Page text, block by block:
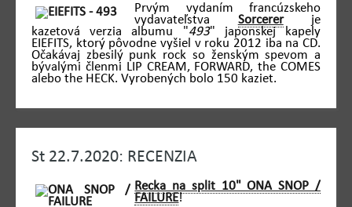
Prvým vydaním francúzskeho
vydavateľstva Sorcererje
kazetová verzia albumu "493" japonskej kapely
EIEFITS, ktorý pôvodne vyšiel v roku 2012 iba na CD.
Očakávaj zbesilý punk rock so ženským spevom a
bývalými členmi LIP CREAM, FORWARD, the COMES
alebo the HECK. Vyrobených bolo 150 kaziet.
St 22.7.2020: RECENZIA
Recka na split 10" ONA SNOP /
FAILURE!